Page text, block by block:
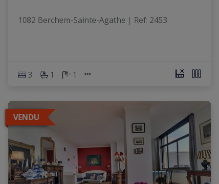
1082 Berchem-Sainte-Agathe | Ref: 2453
3 1 1
VENDU